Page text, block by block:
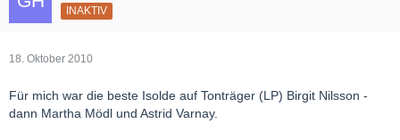
INAKTIV
18. Oktober 2010
Für mich war die beste Isolde auf Tonträger (LP) Birgit Nilsson -
dann Martha Mödl und Astrid Varnay.